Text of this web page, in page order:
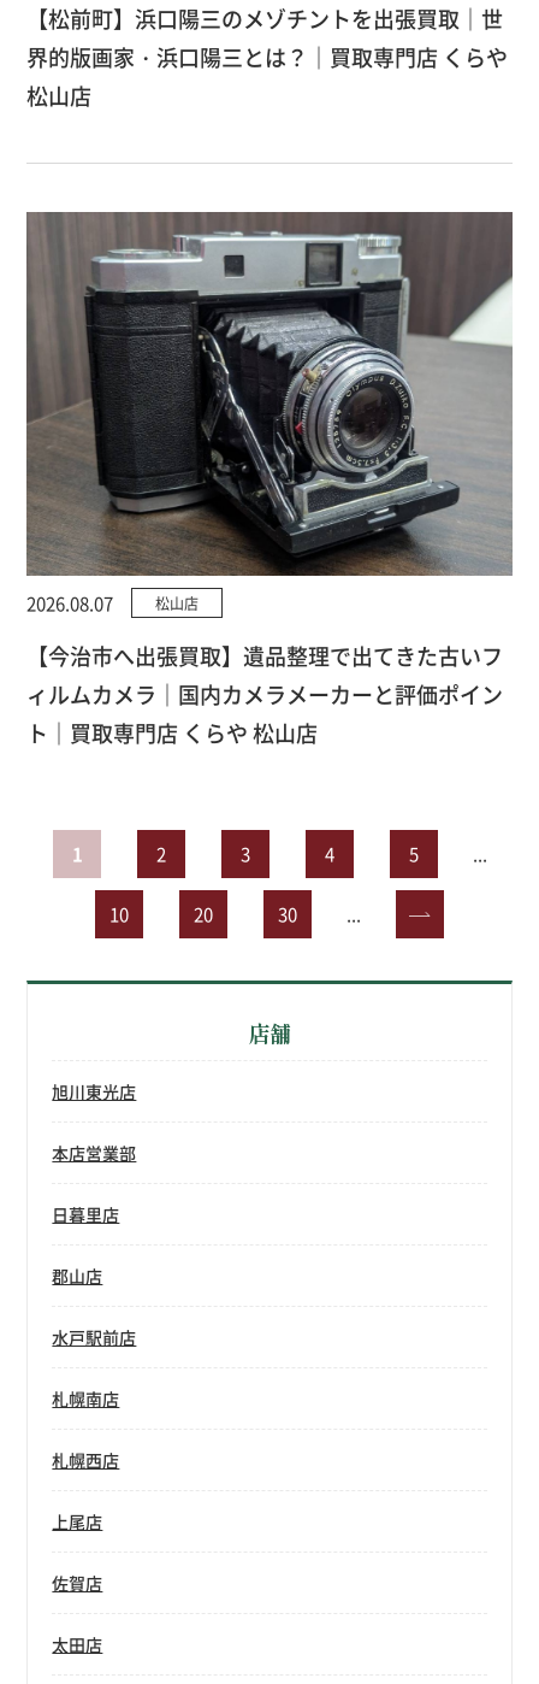
【松前町】浜口陽三のメゾチントを出張買取｜世
界的版画家・浜口陽三とは？｜買取専門店 くらや
松山店
2026.08.07 松山店
【今治市へ出張買取】遺品整理で出てきた古いフ
ィルムカメラ｜国内カメラメーカーと評価ポイン
ト｜買取専門店 くらや 松山店
1 2 3 4 5 ...
10 20 30 ... »
店舗
旭川東光店
本店営業部
日暮里店
郡山店
水戸駅前店
札幌南店
札幌西店
上尾店
佐賀店
太田店